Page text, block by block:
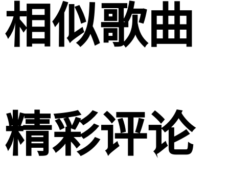
相似歌曲
精彩评论